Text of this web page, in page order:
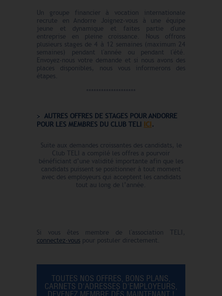
Un groupe financier à vocation internationale
recrute en Andorre Joignez-vous à une équipe
jeune et dynamique et faites partie d'une
entreprise en pleine croissance. Nous offrons
plusieurs stages de 4 à 12 semaines (maximum 24
semaines) pendant l'année ou pendant l'été.
Envoyez-nous votre demande et si nous avons des
places disponibles, nous vous informerons des
étapes.
AUTRES OFFRES DE STAGES POUR ANDORRE
POUR LES MEMBRES DU CLUB TELI
ICI .
Suite aux demandes croissantes des candidats, le
Club TELI a compilé les offres a pourvoir
bénéficiant d’une validité importante afin que les
candidats puissent se positionner à tout moment
avec des employeurs qui acceptent les candidats
tout au long de l’année.
Si vous êtes membre de l'association TELI,
connectez-vous pour postuler directement.
TOUTES NOS OFFRES, BONS PLANS,
CARNETS D'ADRESSES D'EMPLOYEURS,